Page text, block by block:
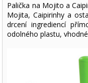
Palička na Mojito a
Mojita, Caipirinhy a
drcení ingrediencí
odolného plastu,